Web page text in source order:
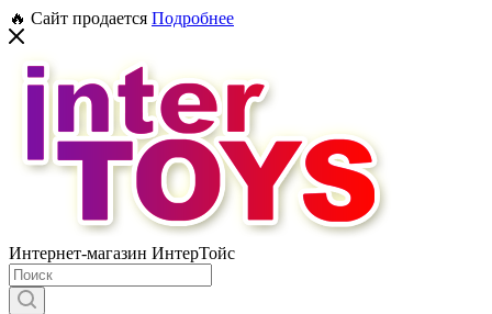
🔥 Сайт продается Подробнее
Интернет-магазин ИнтерТойс